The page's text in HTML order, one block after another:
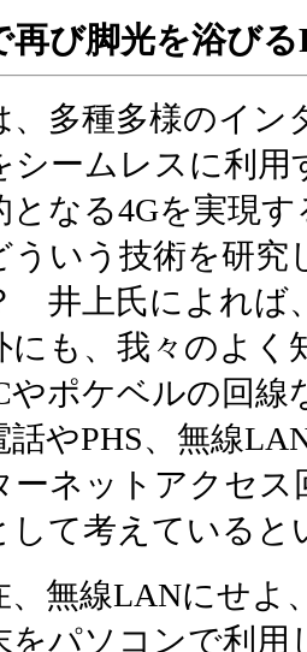
再び脚光を浴び
多種多様のイン
シームレスに利用
となる4Gを実現
ういう技術を研究
井上氏によれば
にも、我々のよく
やポケベルの回線
話やPHS、無線
ーネットアクセス
して考えていると
無線LANにせよ
をパソコンで利用